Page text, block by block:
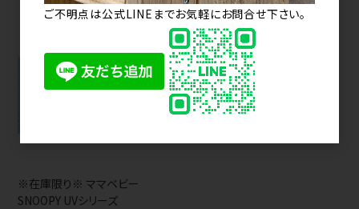
※在庫限り※ ママベビー
SNOOPY UVシリーズ
ご不明点は公式LINEまでお気軽にお問合せ下さい。